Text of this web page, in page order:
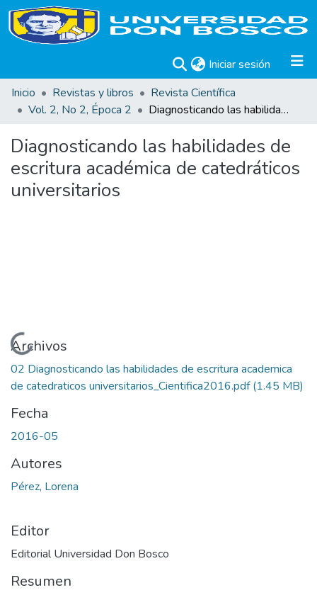
Iniciar sesión (current)
Inicio
Revistas y libros
Revista Científica
Vol. 2, No 2, Época 2
Diagnosticando las habilidades de escritura académica de catedráticos universitarios
Diagnosticando las habilidades de
escritura académica de catedráticos
universitarios
Cargando...
Archivos
02 Diagnosticando las habilidades de escritura academica
de catedraticos universitarios_Cientifica2016.pdf(1.45 MB)
Fecha
2016-05
Autores
Pérez, Lorena
Editor
Editorial Universidad Don Bosco
Resumen